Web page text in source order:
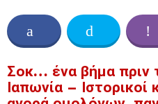
Σοκ… ένα βήμα πριν
Ιαπωνία –